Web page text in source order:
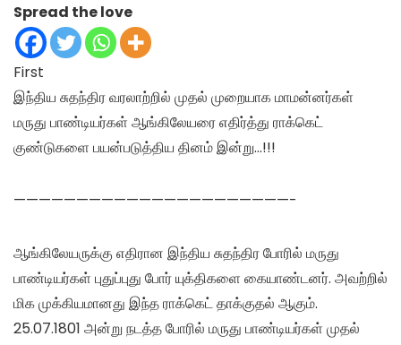
Spread the love
First
இந்திய சுதந்திர வரலாற்றில் முதல் முறையாக மாமன்னர்கள்
மருது பாண்டியர்கள் ஆங்கிலேயரை எதிர்த்து ராக்கெட்
குண்டுகளை பயன்படுத்திய தினம் இன்று…!!!
——————————————————————-
ஆங்கிலேயருக்கு எதிரான இந்திய சுதந்திர போரில் மருது
பாண்டியர்கள் புதுப்புது போர் யுக்திகளை கையாண்டனர். அவற்றில்
மிக முக்கியமானது இந்த ராக்கெட் தாக்குதல் ஆகும்.
25.07.1801 அன்று நடத்த போரில் மருது பாண்டியர்கள் முதல்